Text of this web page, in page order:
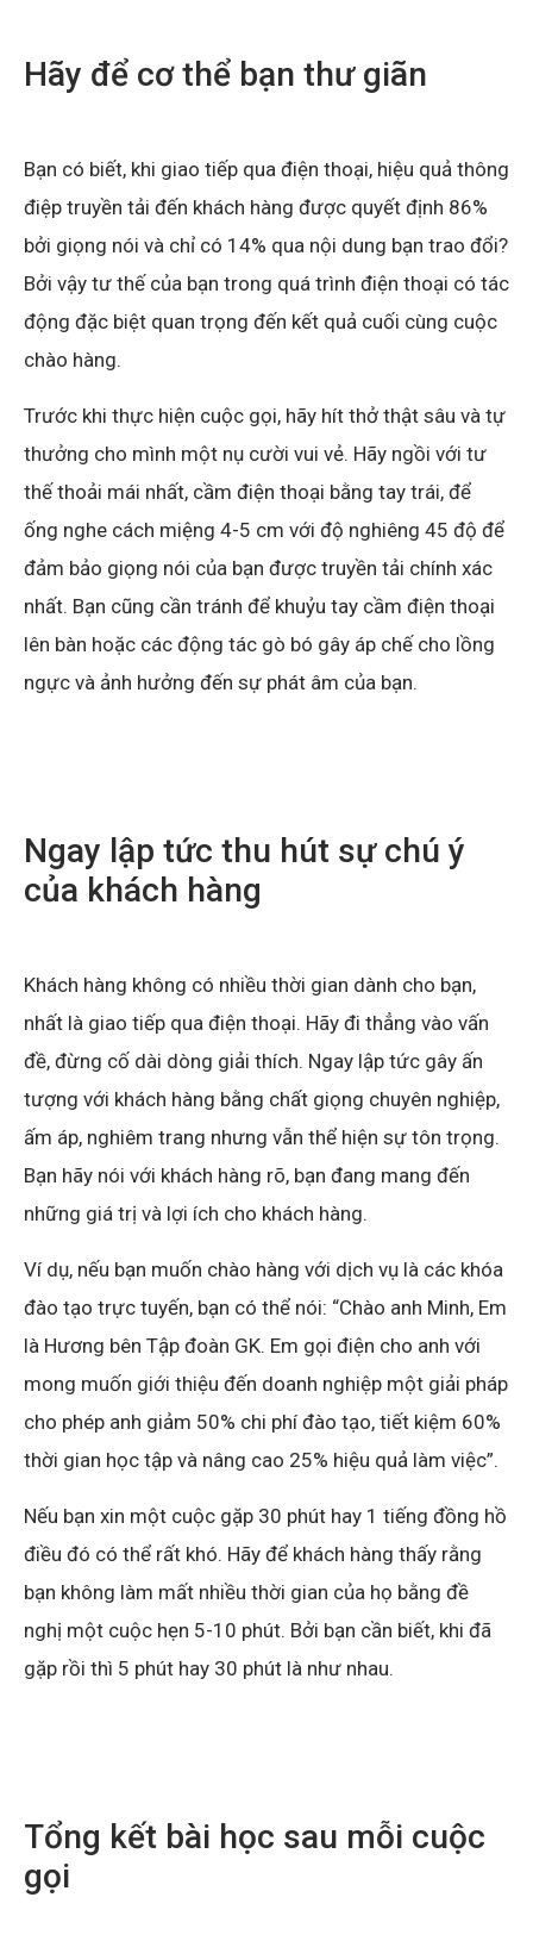
Hãy để cơ thể bạn thư giãn
Bạn có biết, khi giao tiếp qua điện thoại, hiệu quả thông
điệp truyền tải đến khách hàng được quyết định 86%
bởi giọng nói và chỉ có 14% qua nội dung bạn trao đổi?
Bởi vậy tư thế của bạn trong quá trình điện thoại có tác
động đặc biệt quan trọng đến kết quả cuối cùng cuộc
chào hàng.
Trước khi thực hiện cuộc gọi, hãy hít thở thật sâu và tự
thưởng cho mình một nụ cười vui vẻ. Hãy ngồi với tư
thế thoải mái nhất, cầm điện thoại bằng tay trái, để
ống nghe cách miệng 4-5 cm với độ nghiêng 45 độ để
đảm bảo giọng nói của bạn được truyền tải chính xác
nhất. Bạn cũng cần tránh để khuỷu tay cầm điện thoại
lên bàn hoặc các động tác gò bó gây áp chế cho lồng
ngực và ảnh hưởng đến sự phát âm của bạn.
Ngay lập tức thu hút sự chú ý
của khách hàng
Khách hàng không có nhiều thời gian dành cho bạn,
nhất là giao tiếp qua điện thoại. Hãy đi thẳng vào vấn
đề, đừng cố dài dòng giải thích. Ngay lập tức gây ấn
tượng với khách hàng bằng chất giọng chuyên nghiệp,
ấm áp, nghiêm trang nhưng vẫn thể hiện sự tôn trọng.
Bạn hãy nói với khách hàng rõ, bạn đang mang đến
những giá trị và lợi ích cho khách hàng.
Ví dụ, nếu bạn muốn chào hàng với dịch vụ là các khóa
đào tạo trực tuyến, bạn có thể nói: “Chào anh Minh, Em
là Hương bên Tập đoàn GK. Em gọi điện cho anh với
mong muốn giới thiệu đến doanh nghiệp một giải pháp
cho phép anh giảm 50% chi phí đào tạo, tiết kiệm 60%
thời gian học tập và nâng cao 25% hiệu quả làm việc”.
Nếu bạn xin một cuộc gặp 30 phút hay 1 tiếng đồng hồ
điều đó có thể rất khó. Hãy để khách hàng thấy rằng
bạn không làm mất nhiều thời gian của họ bằng đề
nghị một cuộc hẹn 5-10 phút. Bởi bạn cần biết, khi đã
gặp rồi thì 5 phút hay 30 phút là như nhau.
Tổng kết bài học sau mỗi cuộc
gọi